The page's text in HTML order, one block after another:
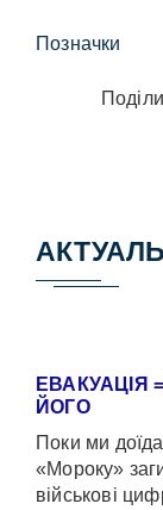
Позначки
ЕВАКУАЦІЯ
ЙОГО
Поки ми
«Мороку»
військові